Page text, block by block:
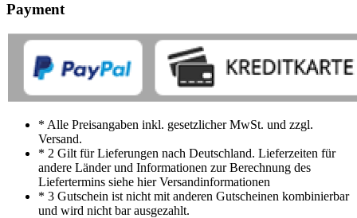
Payment
* Alle Preisangaben inkl. gesetzlicher MwSt. und zzgl.
Versand.
* 2 Gilt für Lieferungen nach Deutschland. Lieferzeiten für
andere Länder und Informationen zur Berechnung des
Liefertermins siehe hier Versandinformationen
* 3 Gutschein ist nicht mit anderen Gutscheinen kombinierbar
und wird nicht bar ausgezahlt.